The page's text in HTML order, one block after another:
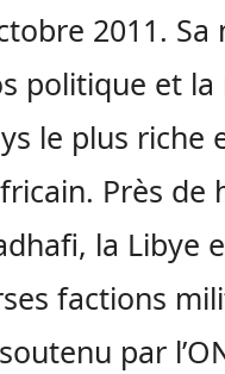
2011. Sa
politique et la
le plus riche
Près de
la Libye
factions
par